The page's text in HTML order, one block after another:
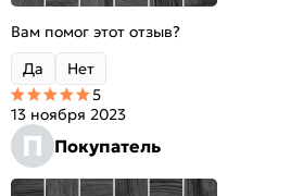
Вам помог этот отзыв?
Да
Нет
П Покупатель
13 ноября 2023
5